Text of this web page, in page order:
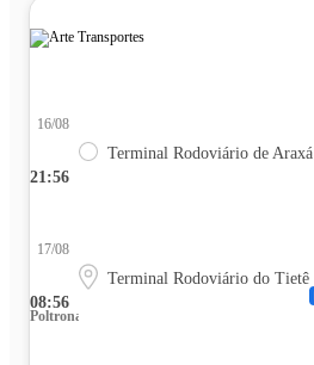
21:56
16/08
Terminal Rodoviário de Araxá
08:56
17/08
Terminal Rodoviário do Tietê
Poltrona